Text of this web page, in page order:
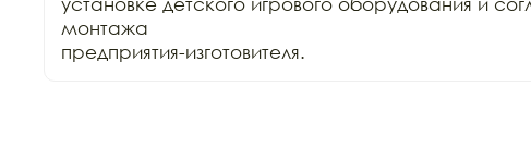
монтажа
предприятия-изготовителя.